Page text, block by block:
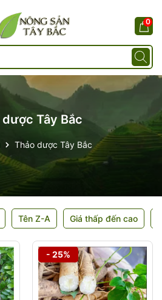
0
dược Tây Bắc
Thảo dược Tây Bắc
Tên Z-A Giá thấp đến cao
- 25%